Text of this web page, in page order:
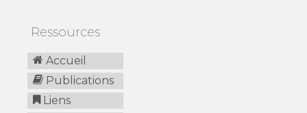
Ressources
Accueil
Publications
Liens